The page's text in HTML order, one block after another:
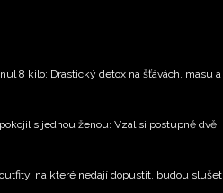
8 kilo: Drastický detox na šťávách, masu a
s jednou ženou: Vzal si postupně dvě
na které nedají dopustit, budou slušet